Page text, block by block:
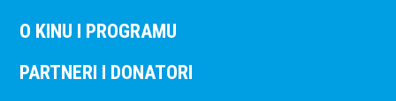
O KINU I PROGRAMU
PARTNERI I DONATORI